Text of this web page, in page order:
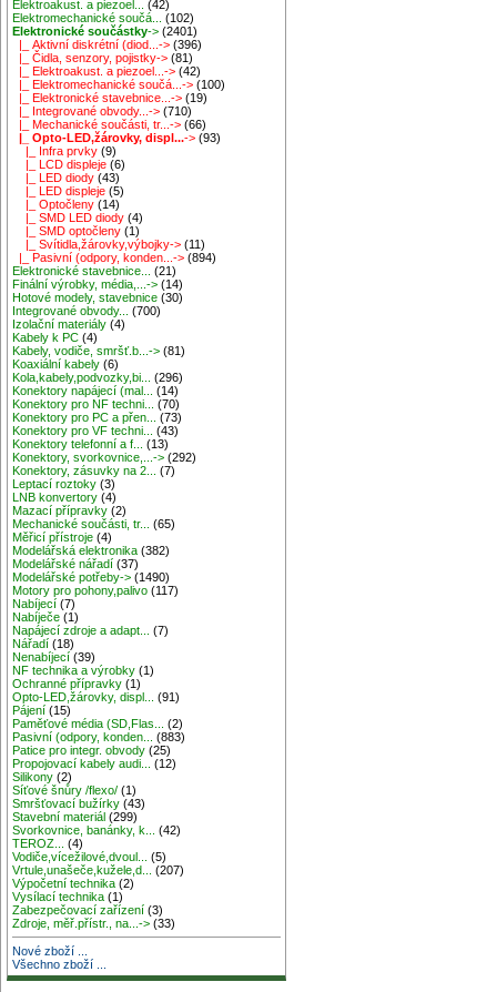
Elektroakust. a piezoel...
(42)
Elektromechanické součá...
(102)
Elektronické součástky-> (2401)
|_ Aktivní diskrétní (diod...-> (396)
|_ Čidla, senzory, pojistky-> (81)
|_ Elektroakust. a piezoel...-> (42)
|_ Elektromechanické součá...-> (100)
|_ Elektronické stavebnice...-> (19)
|_ Integrované obvody...-> (710)
|_ Mechanické součásti, tr...-> (66)
|_ Opto-LED,žárovky, displ...-> (93)
|_ Infra prvky (9)
|_ LCD displeje (6)
|_ LED diody (43)
|_ LED displeje (5)
|_ Optočleny (14)
|_ SMD LED diody (4)
|_ SMD optočleny (1)
|_ Svítidla,žárovky,výbojky-> (11)
|_ Pasivní (odpory, konden...-> (894)
Elektronické stavebnice...
(21)
Finální výrobky, média,...-> (14)
Hotové modely, stavebnice (30)
Integrované obvody...
(700)
Izolační materiály (4)
Kabely k PC (4)
Kabely, vodiče, smršť.b...-> (81)
Koaxiální kabely (6)
Kola,kabely,podvozky,bi...
(296)
Konektory napájecí (mal...
(14)
Konektory pro NF techni...
(70)
Konektory pro PC a přen...
(73)
Konektory pro VF techni...
(43)
Konektory telefonní a f...
(13)
Konektory, svorkovnice,...-> (292)
Konektory, zásuvky na 2...
(7)
Leptací roztoky (3)
LNB konvertory (4)
Mazací přípravky (2)
Mechanické součásti, tr...
(65)
Měřicí přístroje (4)
Modelářská elektronika (382)
Modelářské nářadí (37)
Modelářské potřeby-> (1490)
Motory pro pohony,palivo (117)
Nabíjecí (7)
Nabíječe (1)
Napájecí zdroje a adapt...
(7)
Nářadí (18)
Nenabíjecí (39)
NF technika a výrobky (1)
Ochranné přípravky (1)
Opto-LED,žárovky, displ...
(91)
Pájení (15)
Paměťové média (SD,Flas...
(2)
Pasivní (odpory, konden...
(883)
Patice pro integr. obvody (25)
Propojovací kabely audi...
(12)
Silikony (2)
Síťové šnůry /flexo/ (1)
Smršťovací bužírky (43)
Stavební materiál (299)
Svorkovnice, banánky, k...
(42)
TEROZ...
(4)
Vodiče,vícežilové,dvoul...
(5)
Vrtule,unašeče,kužele,d...
(207)
Výpočetní technika (2)
Vysílací technika (1)
Zabezpečovací zařízení (3)
Zdroje, měř.přístr., na...-> (33)
Nové zboží ...
Všechno zboží ...